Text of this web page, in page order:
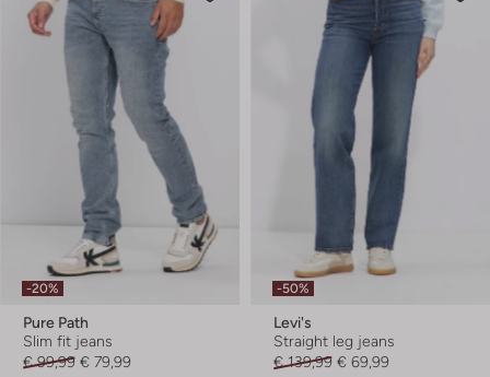
-20%
Pure Path
Slim fit jeans
€ 99,99 € 79,99
-50%
Levi's
Straight leg jeans
€ 139,99 € 69,99